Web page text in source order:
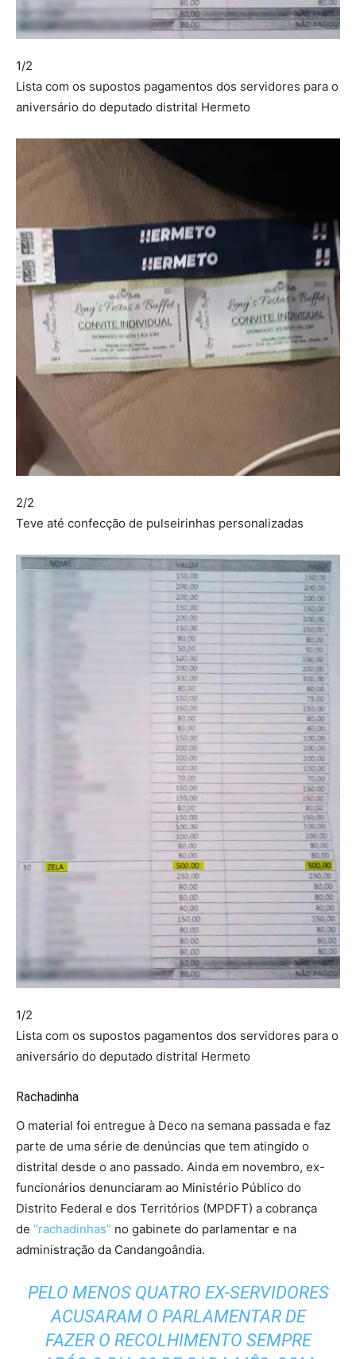
1/2
Lista com os supostos pagamentos dos servidores para o
aniversário do deputado distrital Hermeto
2/2
Teve até confecção de pulseirinhas personalizadas
1/2
Lista com os supostos pagamentos dos servidores para o
aniversário do deputado distrital Hermeto
Rachadinha
O material foi entregue à Deco na semana passada e faz
parte de uma série de denúncias que tem atingido o
distrital desde o ano passado. Ainda em novembro, ex-
funcionários denunciaram ao Ministério Público do
Distrito Federal e dos Territórios (MPDFT) a cobrança
de “rachadinhas” no gabinete do parlamentar e na
administração da Candangoândia.
PELO MENOS QUATRO EX-SERVIDORES
ACUSARAM O PARLAMENTAR DE
FAZER O RECOLHIMENTO SEMPRE